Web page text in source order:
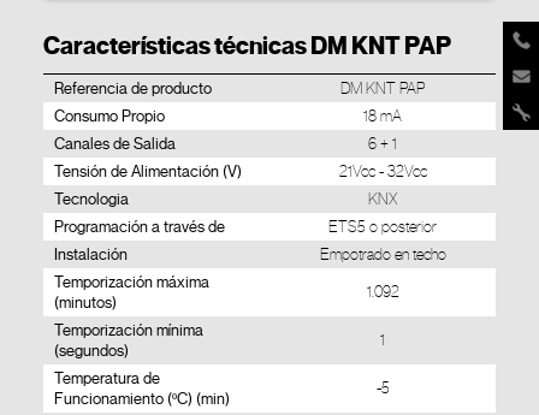
Características técnicas DM KNT PAP
Referencia de producto DM KNT PAP
Consumo Propio 18 mA
Canales de Salida 6 + 1
Tensión de Alimentación (V) 21Vcc - 32Vcc
Tecnologia KNX
Programación a través de ETS5 o posterior
Instalación Empotrado en techo
Temporización máxima
(minutos)
1.092
Temporización mínima
(segundos)
1
Temperatura de
Funcionamiento (ºC) (min)
-5